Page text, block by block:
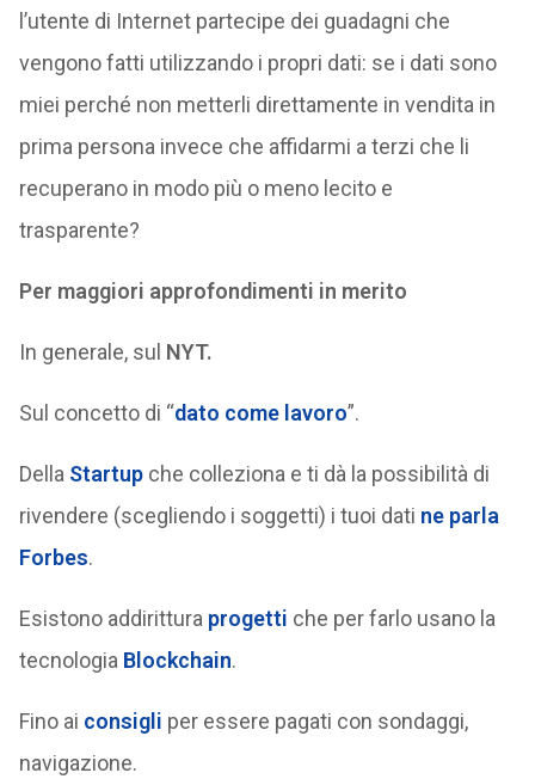
l’utente di Internet partecipe dei guadagni che
vengono fatti utilizzando i propri dati: se i dati sono
miei perché non metterli direttamente in vendita in
prima persona invece che affidarmi a terzi che li
recuperano in modo più o meno lecito e
trasparente?
Per maggiori approfondimenti in merito
In generale, sul NYT.
Sul concetto di “dato come lavoro”.
Della Startupche colleziona e ti dà la possibilità di
rivendere (scegliendo i soggetti) i tuoi dati ne parla
Forbes.
Esistono addirittura progetti che per farlo usano la
tecnologia Blockchain.
Fino ai consigli per essere pagati con sondaggi,
navigazione.